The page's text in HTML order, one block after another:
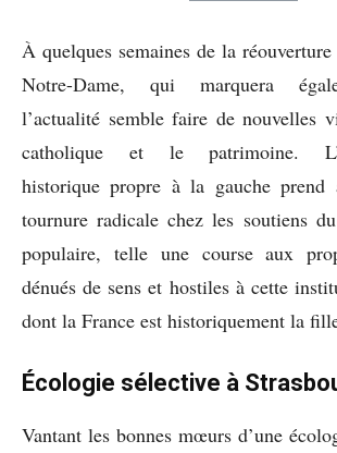
À quelques semaines de la
Notre-Dame, qui marquera
l’actualité semble faire de nouvelles
catholique et le patrimoine.
historique propre à la gauche prend
tournure radicale chez les soutiens
populaire, telle une course aux
dénués de sens et hostiles à cette
dont la France est historiquement la
Écologie sélective à
Vantant les bonnes mœurs d’une